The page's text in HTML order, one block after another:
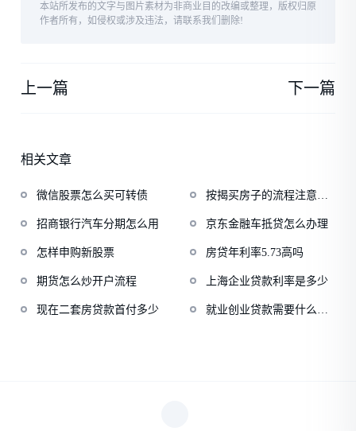
本站所发布的文字与图片素材为非商业目的改编或整理，版权归原
作者所有，如侵权或涉及违法，请联系我们删除!
上一篇 下一篇
相关文章
微信股票怎么买可转债
按揭买房子的流程注意事
招商银行汽车分期怎么用
京东金融车抵贷怎么办理
怎样申购新股票 房贷年利率5.73高吗
期货怎么炒开户流程 上海企业贷款利率是多少
现在二套房贷款首付多少
就业创业贷款需要什么条